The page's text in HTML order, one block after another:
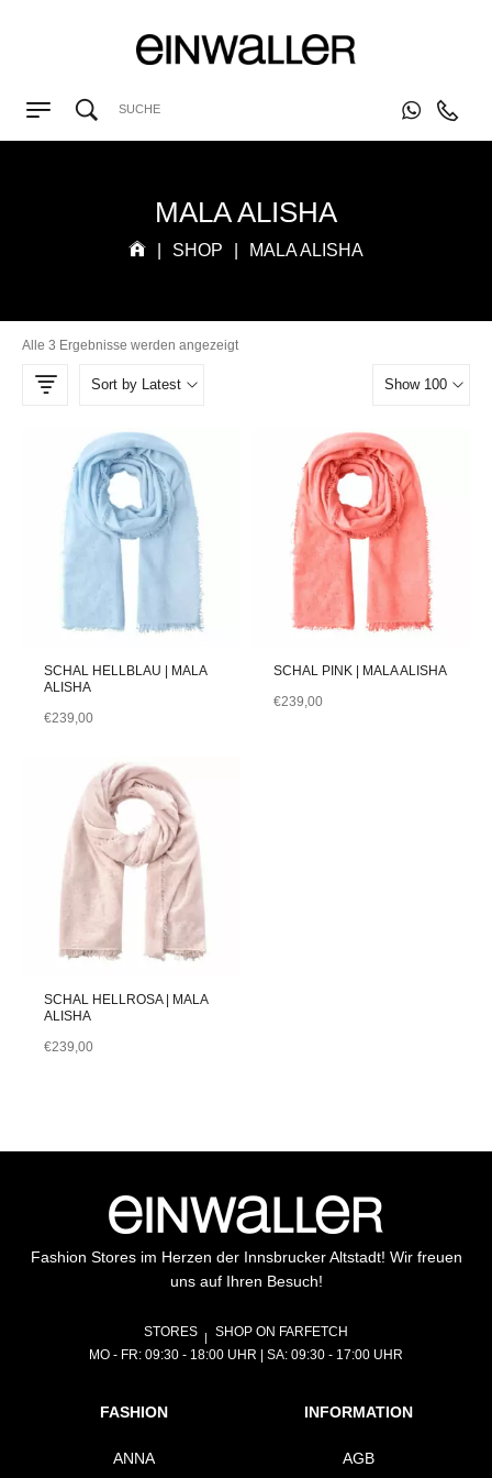
MALA ALISHA
SHOP MALA ALISHA
Alle 3 Ergebnisse werden angezeigt
Sort by Latest Show 100
SCHAL HELLBLAU | MALA
ALISHA
€239,00
SCHAL PINK | MALA ALISHA
€239,00
SCHAL HELLROSA | MALA
ALISHA
€239,00
Fashion Stores im Herzen der Innsbrucker Altstadt! Wir freuen
uns auf Ihren Besuch!
STORES
SHOP ON FARFETCH
MO - FR: 09:30 - 18:00 UHR | SA: 09:30 - 17:00 UHR
FASHION
ANNA
INFORMATION
AGB